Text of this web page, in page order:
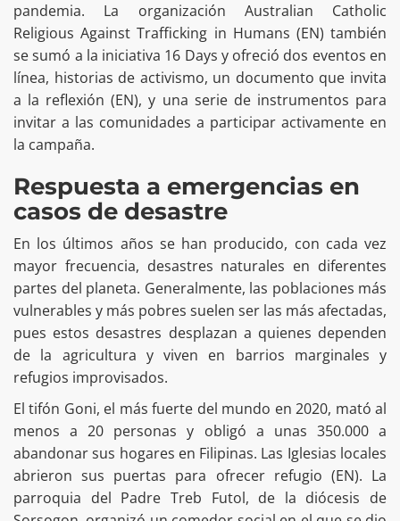
pandemia. La organización Australian Catholic
Religious Against Trafficking in Humans (EN) también
se sumó a la iniciativa 16 Days y ofreció dos eventos en
línea, historias de activismo, un documento que invita
a la reflexión (EN), y una serie de instrumentos para
invitar a las comunidades a participar activamente en
la campaña.
Respuesta a emergencias en
casos de desastre
En los últimos años se han producido, con cada vez
mayor frecuencia, desastres naturales en diferentes
partes del planeta. Generalmente, las poblaciones más
vulnerables y más pobres suelen ser las más afectadas,
pues estos desastres desplazan a quienes dependen
de la agricultura y viven en barrios marginales y
refugios improvisados.
El tifón Goni, el más fuerte del mundo en 2020, mató al
menos a 20 personas y obligó a unas 350.000 a
abandonar sus hogares en Filipinas. Las Iglesias locales
abrieron sus puertas para ofrecer refugio (EN). La
parroquia del Padre Treb Futol, de la diócesis de